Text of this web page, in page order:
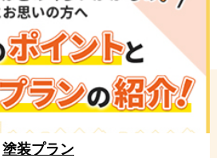
塗装プラン